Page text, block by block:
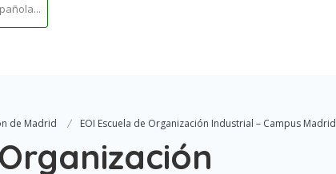
de Madrid EOI Escuela de Organización Industrial – Campus Madrid